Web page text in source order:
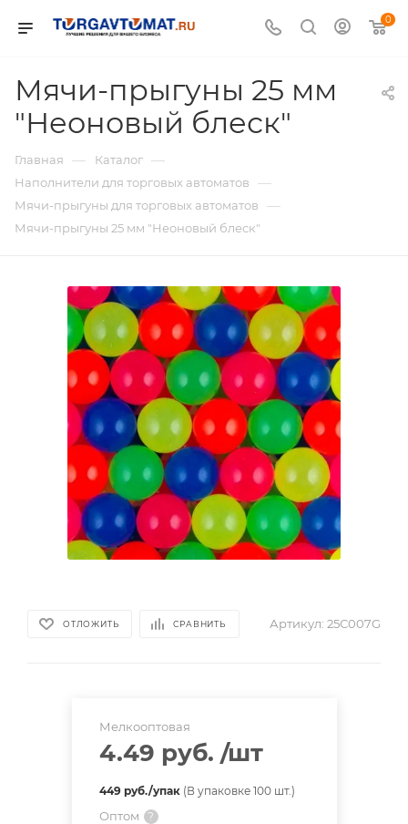
0
Мячи-прыгуны 25 мм
"Неоновый блеск"
Главная — Каталог —
Наполнители для торговых автоматов —
Мячи-прыгуны для торговых автоматов —
Мячи-прыгуны 25 мм "Неоновый блеск"
ОТЛОЖИТЬ СРАВНИТЬ Артикул: 25C007G
Мелкооптовая
4.49 руб. /шт
449 руб./упак(В упаковке 100 шт.)
Оптом ?